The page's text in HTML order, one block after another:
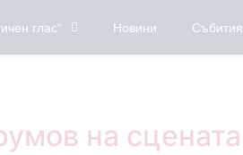
глас“ Новини Събития
на сцената